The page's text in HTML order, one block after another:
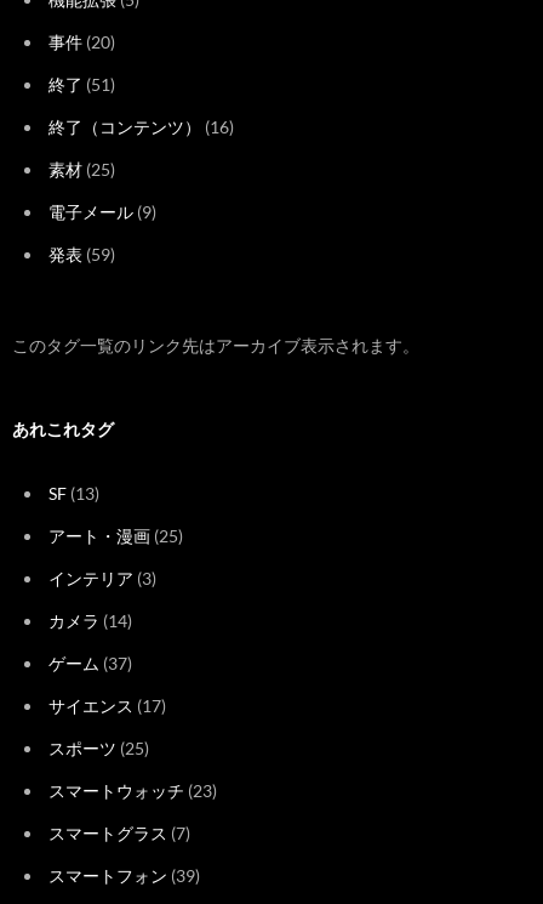
事件 (20)
終了 (51)
終了（コンテンツ） (16)
素材 (25)
電子メール (9)
発表 (59)
このタグ一覧のリンク先はアーカイブ表示されます。
あれこれタグ
SF (13)
アート・漫画 (25)
インテリア (3)
カメラ (14)
ゲーム (37)
サイエンス (17)
スポーツ (25)
スマートウォッチ (23)
スマートグラス (7)
スマートフォン (39)